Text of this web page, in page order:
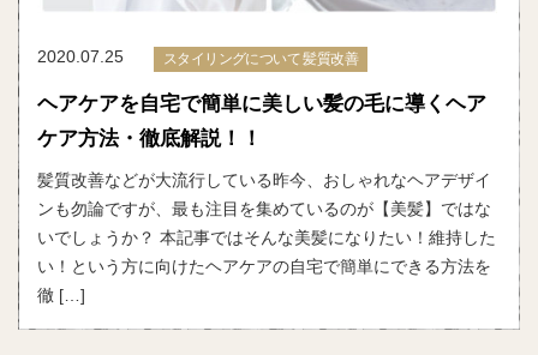
2020.07.25 スタイリングについて 髪質改善
ヘアケアを自宅で簡単に美しい髪の毛に導くヘア
ケア方法・徹底解説！！
髪質改善などが大流行している昨今、おしゃれなヘアデザイ
ンも勿論ですが、最も注目を集めているのが【美髪】ではな
いでしょうか？ 本記事ではそんな美髪になりたい！維持した
い！という方に向けたヘアケアの自宅で簡単にできる方法を
徹 […]